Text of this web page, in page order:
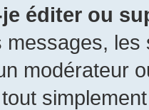
éditer ou
messages,
modérateur